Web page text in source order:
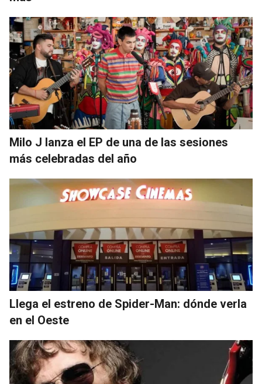
Milo J lanza el EP de una de las sesiones
más celebradas del año
Llega el estreno de Spider-Man: dónde verla
en el Oeste